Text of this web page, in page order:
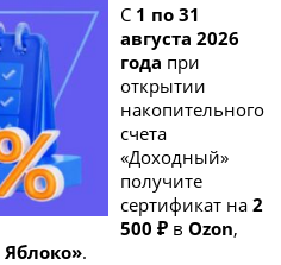
С 1 по 31
августа 2026
года при
открытии
накопительного
счета
«Доходный»
получите
сертификат на2
500 ₽ вOzon,
Яблоко».